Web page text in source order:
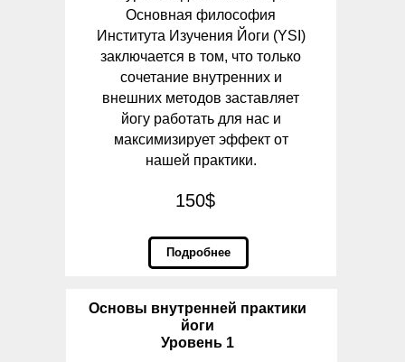
Основная философия
Института Изучения Йоги (YSI)
заключается в том, что только
сочетание внутренних и
внешних методов заставляет
йогу работать для нас и
максимизирует эффект от
нашей практики.
Основы внутренней практики
йоги
Уровень 1
Подробнее
150$